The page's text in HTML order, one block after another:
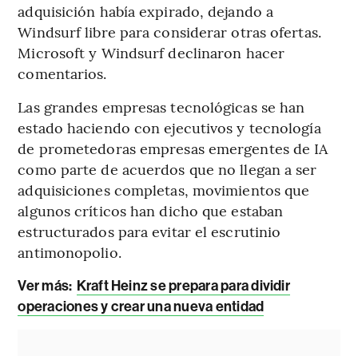
adquisición había expirado, dejando a
Windsurf libre para considerar otras ofertas.
Microsoft y Windsurf declinaron hacer
comentarios.
Las grandes empresas tecnológicas se han
estado haciendo con ejecutivos y tecnología
de prometedoras empresas emergentes de IA
como parte de acuerdos que no llegan a ser
adquisiciones completas, movimientos que
algunos críticos han dicho que estaban
estructurados para evitar el escrutinio
antimonopolio.
Ver más: Kraft Heinz se prepara para dividir
operaciones y crear una nueva entidad